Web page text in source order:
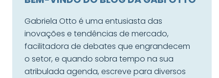
Gabriela Otto é uma entusiasta das
inovações e tendências de mercado,
facilitadora de debates que engrandecem
o setor, e quando sobra tempo na sua
atribulada agenda, escreve para diversos